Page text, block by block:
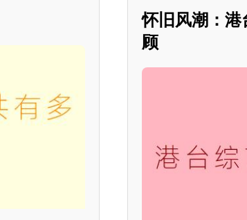
怀旧风潮：港
顾